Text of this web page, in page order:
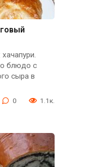
блюдо с
сыра в
0 1.1к.